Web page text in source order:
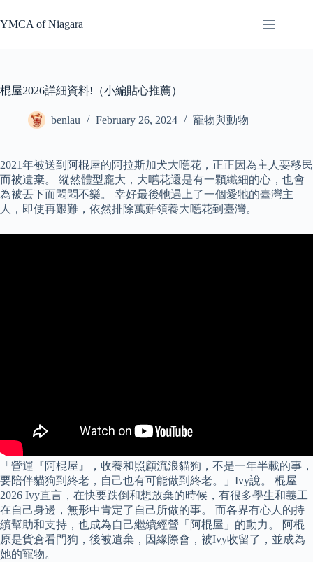
to
content
YMCA of Niagara
棍屋2026詳細資料!（小編貼心推薦）
benlau February 26, 2024 寵物與動物
2021年被送到阿棍屋的阿拉斯加犬大嚿花，正正因為主人要移民
而被遺棄。 縱然體型龐大，大嚿花還是有一顆纖細的心，也會
為被丟下而悶悶不樂。 幸好最後牠遇上了一個愛牠的臺灣主
人，即使再艱難，依然排除萬難領養大嚿花到臺灣。
「營運『阿棍屋』，收養和照顧流浪貓狗，不是一年半載的事，
要陪伴貓狗到終老，自己也有可能做到終老。」Ivy說。 棍屋
2026 Ivy直言，在快要跌倒和想放棄的時候，有很多學生和義工
在自己身邊，無形中肯定了自己所做的事。 而各界有心人的持
續幫助和支持，也成為自己繼續經營「阿棍屋」的動力。 阿棍
原是貨倉看門狗，後被遺棄，因緣際會，被Ivy收留了，並成為
她的寵物。